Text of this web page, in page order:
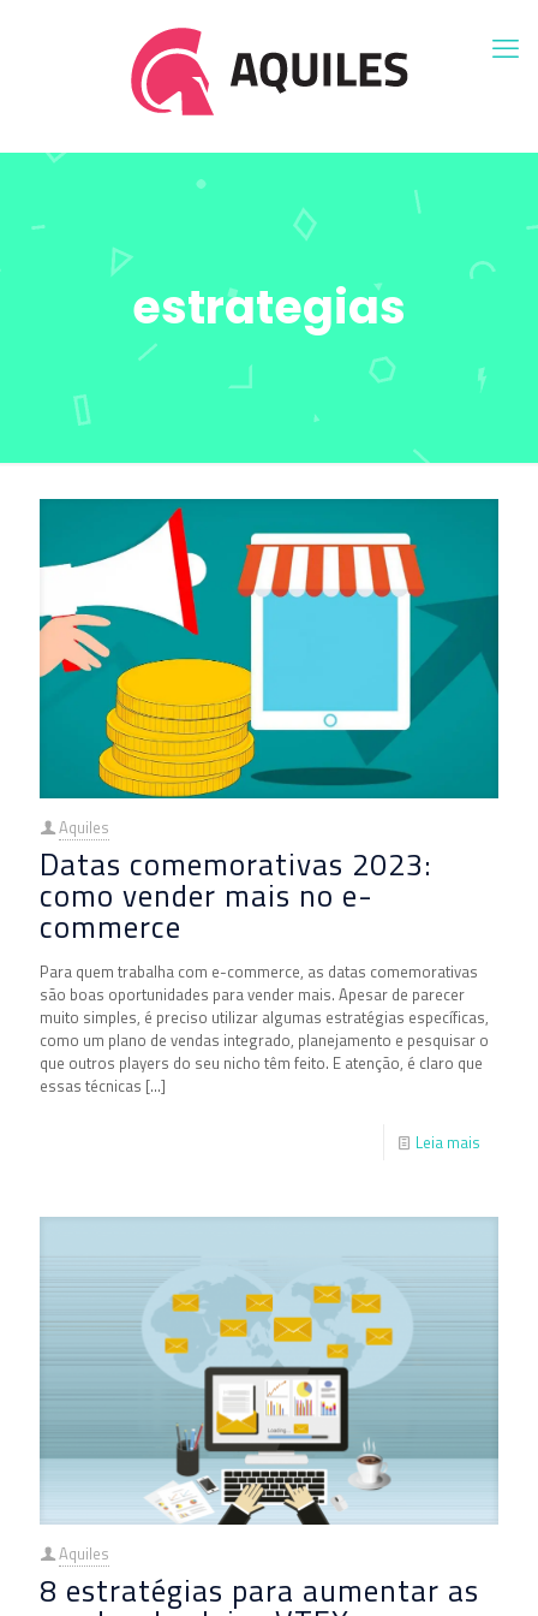
estrategias
Aquiles
Datas comemorativas 2023:
como vender mais no e-
commerce
Para quem trabalha com e-commerce, as datas comemorativas
são boas oportunidades para vender mais. Apesar de parecer
muito simples, é preciso utilizar algumas estratégias específicas,
como um plano de vendas integrado, planejamento e pesquisar o
que outros players do seu nicho têm feito. E atenção, é claro que
essas técnicas […]
Leia mais
Aquiles
8 estratégias para aumentar as